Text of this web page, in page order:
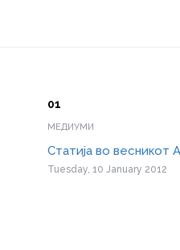
МЕДИУМИ
Статија во весникот
Tuesday, 10 January 2012